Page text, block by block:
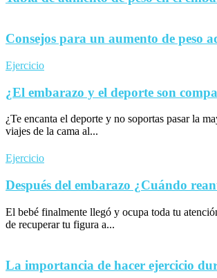
Consejos para un aumento de peso
Ejercicio
¿El embarazo y el deporte son
¿Te encanta el deporte y no soportas pasar la
viajes de la cama al...
Ejercicio
Después del embarazo ¿Cuándo
El bebé finalmente llegó y ocupa toda tu
de recuperar tu figura a...
La importancia de hacer ejercicio